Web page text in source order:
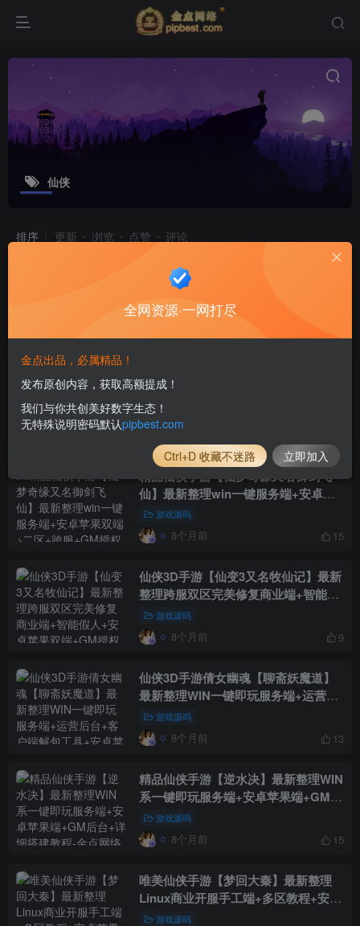
仙侠
排序 更新 浏览 点赞 评论
3D仙侠手游【全民斩仙2】最新整理
Linux手工端_本地注册_安卓苹果双端
_GM授权后台_详细搭建教程
游戏源码
3D仙侠手游【龙武魔改】最新整理半
手工端+安卓苹果双端+GM后台+详细
搭建教程
游戏源码
精品仙侠手游【仙梦奇缘又名御剑飞
仙】最新整理win一键服务端+安卓苹
果双端+二区+跨服+GM授权后台
游戏源码
8个月前 15
仙侠3D手游【仙变3又名牧仙记】最新
整理跨服双区完美修复商业端+智能假
人+安卓苹果双端+GM授权后台+详细
搭建教程
游戏源码
8个月前 9
仙侠3D手游倩女幽魂【聊斋妖魔道】
最新整理WIN一键即玩服务端+运营后
台+客户端解包工具+安卓苹果双端
游戏源码
8个月前 13
精品仙侠手游【逆水决】最新整理WIN
系一键即玩服务端+安卓苹果端+GM后
台+详细搭建教程
游戏源码
8个月前 15
唯美仙侠手游【梦回大秦】最新整理
Linux商业开服手工端+多区教程+安卓
苹果双端+GM授权后台+详细搭建教程
游戏源码
全网资源·一网打尽
金点出品，必属精品！
发布原创内容，获取高额提成！
我们与你共创美好数字生态！
无特殊说明密码默认pipbest.com
Ctrl+D 收藏不迷路 立即加入